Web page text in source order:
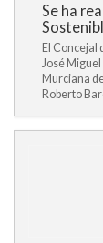
Se ha
El Concejal
José
Murciana
Roberto